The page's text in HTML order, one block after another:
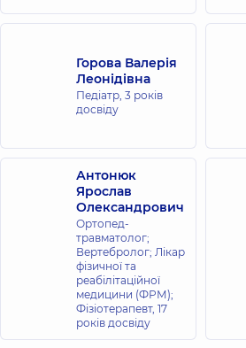
Горова Валерія
Леонідівна
Педіатр, 3 років
досвіду
Антонюк
Ярослав
Олександрович
Ортопед-
травматолог;
Вертебролог; Лікар
фізичної та
реабілітаційної
медицини (ФРМ);
Фізіотерапевт, 17
років досвіду